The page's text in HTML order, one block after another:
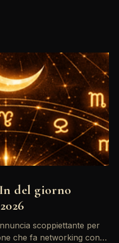
del giorno
che fa networking con la